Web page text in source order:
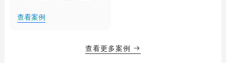
其对办公室、实验室、实验室设
备更加细致化管理的需求。需要
化、智能化管理，提升办公效
率，降低用电能耗，创造舒适的
查看案例
查看更多案例 